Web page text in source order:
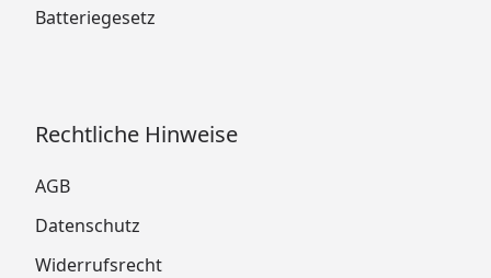
Batteriegesetz
Rechtliche Hinweise
AGB
Datenschutz
Widerrufsrecht